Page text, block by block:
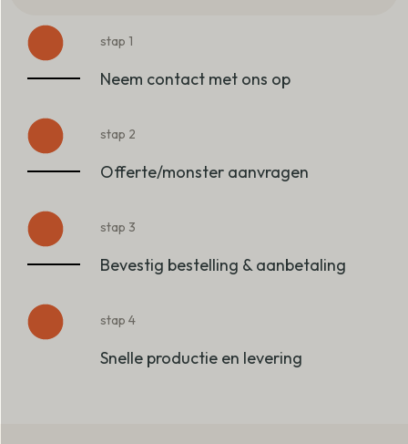
stap 1
Neem contact met ons op
stap 2
Offerte/monster aanvragen
stap 3
Bevestig bestelling & aanbetaling
stap 4
Snelle productie en levering